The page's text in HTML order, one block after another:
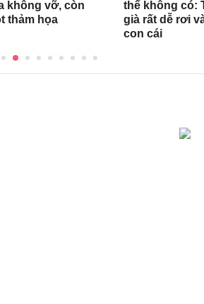
không vỡ, còn
thảm họa
thể không có:
già rất dễ rơi
con cái